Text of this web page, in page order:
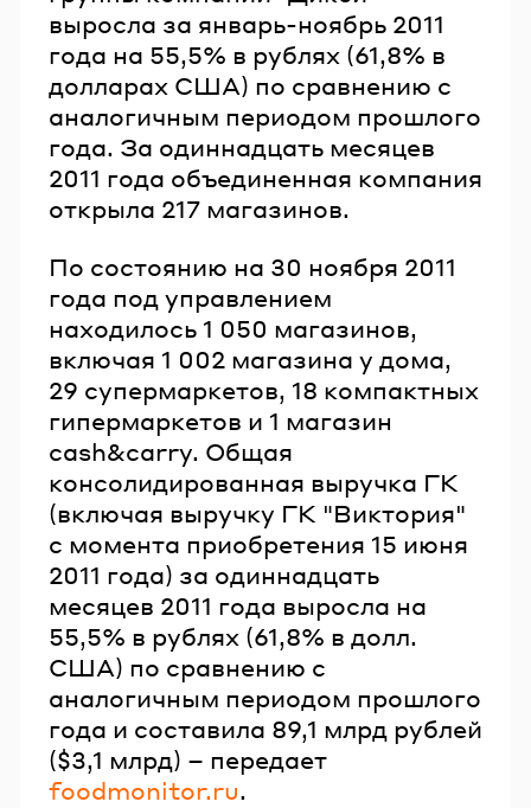
выросла за январь-ноябрь 2011
года на 55,5% в рублях (61,8% в
долларах США) по сравнению с
аналогичным периодом прошлого
года. За одиннадцать месяцев
2011 года объединенная компания
открыла 217 магазинов.
По состоянию на 30 ноября 2011
года под управлением
находилось 1 050 магазинов,
включая 1 002 магазина у дома,
29 супермаркетов, 18 компактных
гипермаркетов и 1 магазин
cash&carry. Общая
консолидированная выручка ГК
(включая выручку ГК "Виктория"
с момента приобретения 15 июня
2011 года) за одиннадцать
месяцев 2011 года выросла на
55,5% в рублях (61,8% в долл.
США) по сравнению с
аналогичным периодом прошлого
года и составила 89,1 млрд рублей
($3,1 млрд) – передает
foodmonitor.ru.